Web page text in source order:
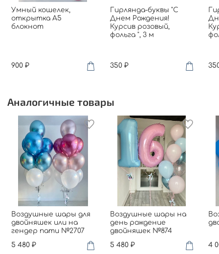
Умный кошелек,
открытка A5
блокнот
900 ₽
Гирлянда-буквы "С
Днем Рождения!
Курсив розовый,
фольга ", 3 м
350 ₽
Аналогичные товары
Воздушные шары для
двойняшек или на
гендер пати №2707
5 480 ₽
Воздушные шары на
день рождение
двойняшек №874
5 480 ₽
4